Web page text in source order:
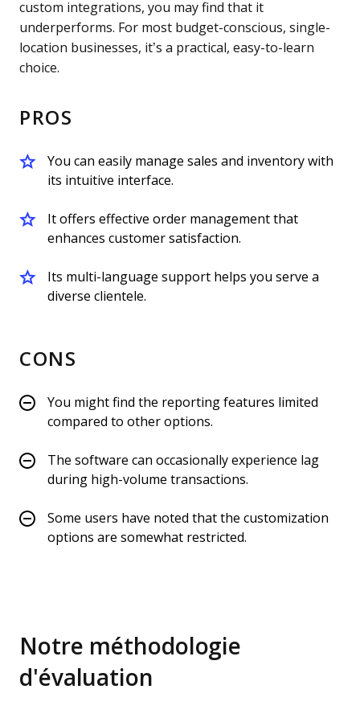
custom integrations, you may find that it
underperforms. For most budget-conscious, single-
location businesses, it’s a practical, easy-to-learn
choice.
PROS
You can easily manage sales and inventory with
its intuitive interface.
It offers effective order management that
enhances customer satisfaction.
Its multi-language support helps you serve a
diverse clientele.
CONS
You might find the reporting features limited
compared to other options.
The software can occasionally experience lag
during high-volume transactions.
Some users have noted that the customization
options are somewhat restricted.
Notre méthodologie
d'évaluation